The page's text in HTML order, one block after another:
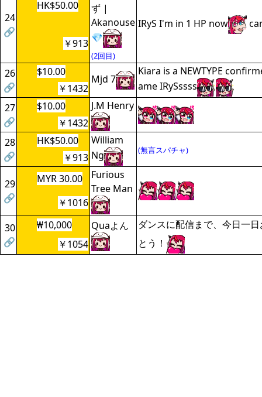
24
🔗
HK$50.00
ず |
Akanouse
💎
(2回目)
IRyS I'm in 1 HP now
￥913
26
🔗
$10.00
Mjd 7
Kiara is a NEWTYPE
ame IRySssss
￥1432
27
🔗
$10.00
J.M Henry
￥1432
28
🔗
HK$50.00
William
Ng
(無言スパチャ)
￥913
29
🔗
MYR 30.00
Furious
Tree Man
￥1016
30
🔗
₩10,000 Quaよん
ダンスに配信まで、今日一
とう！
￥1054